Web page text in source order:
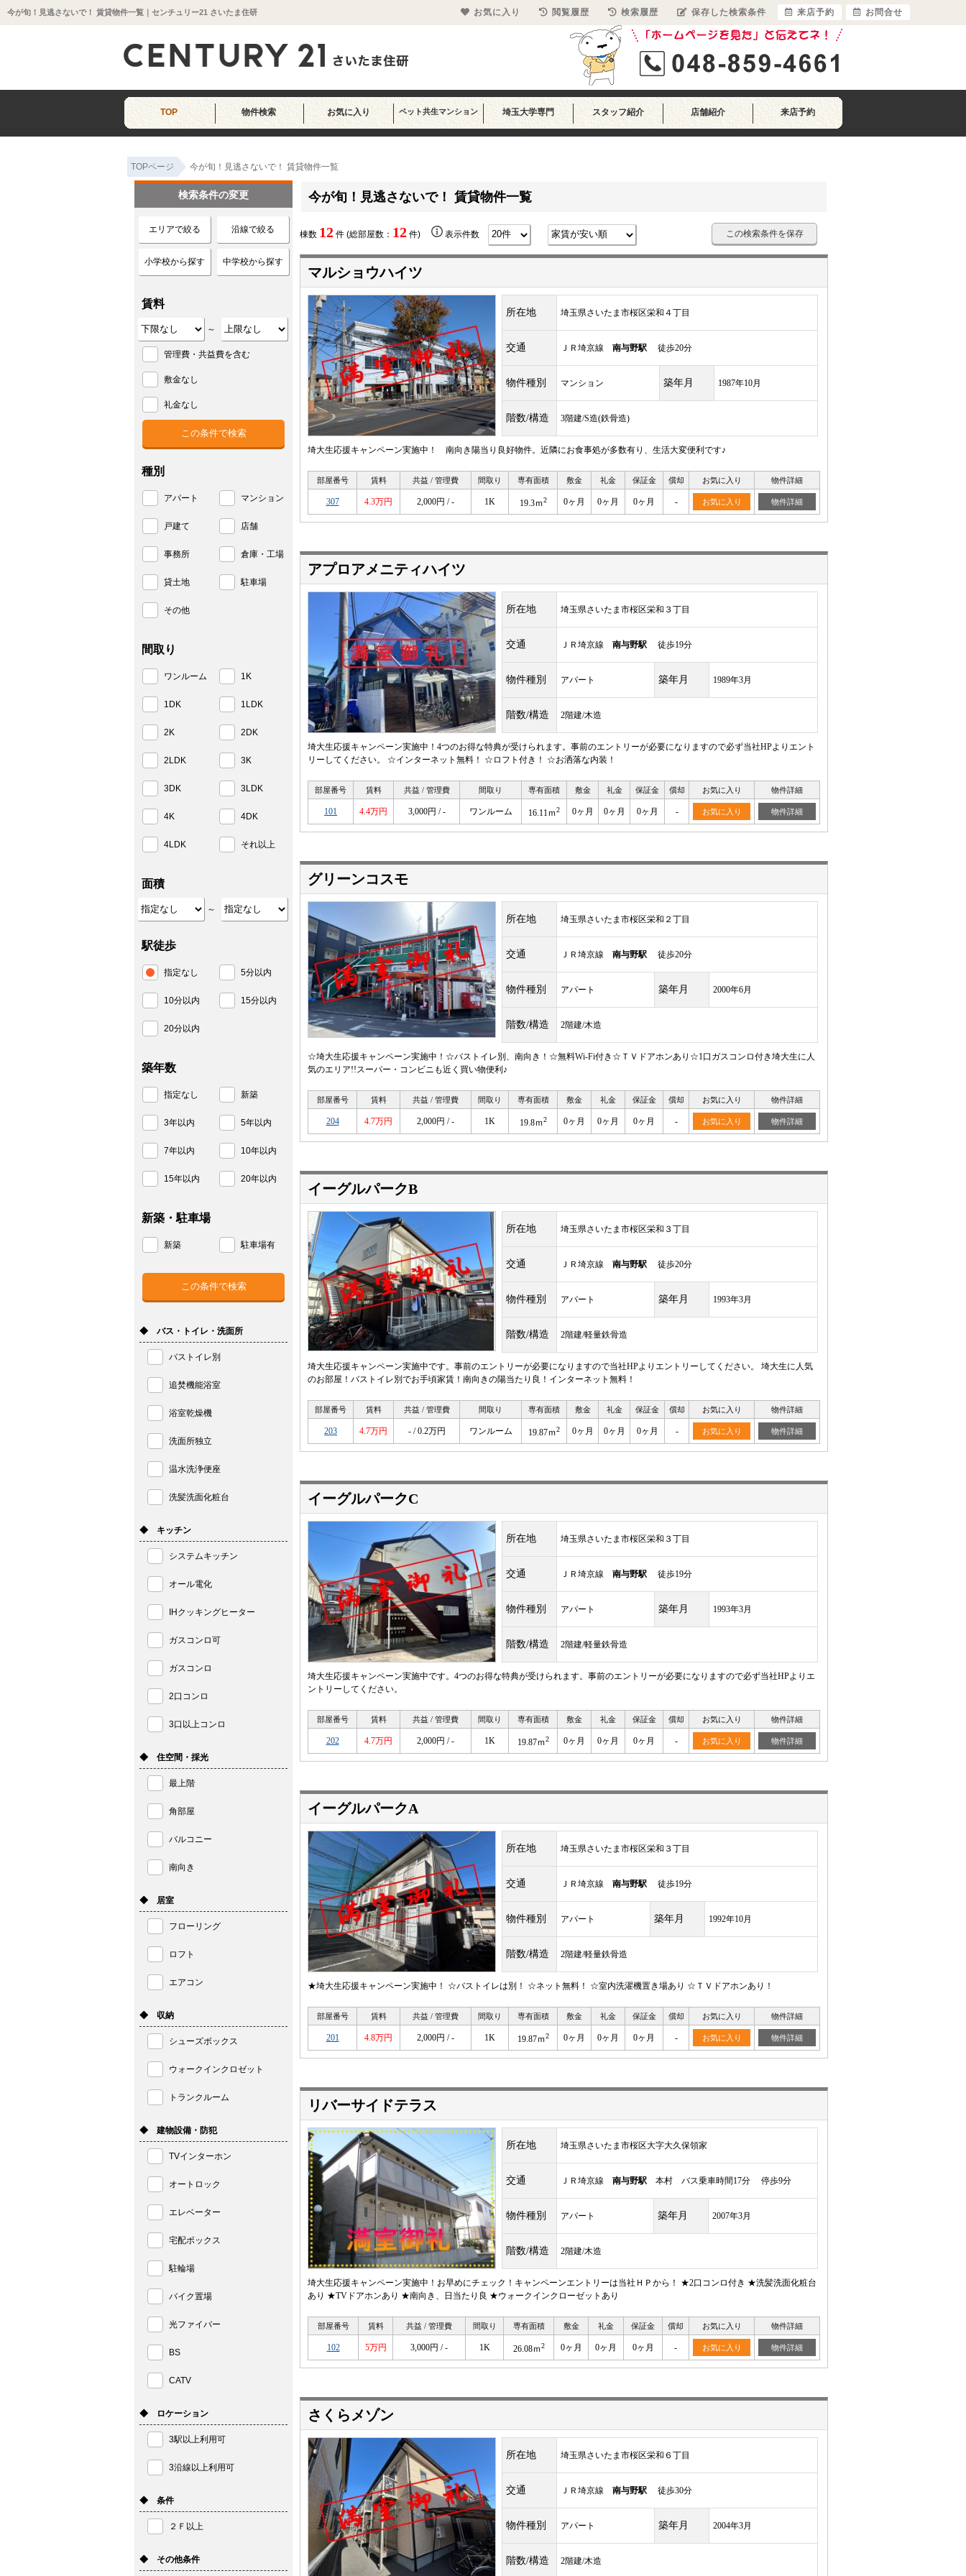
今が旬！見逃さないで！ 賃貸物件一覧｜センチュリー21 さいたま住研
TOP 物件検索 お気に入り ペット共生マンション 埼玉大学専門 スタッフ紹介 店舗紹介 来店予約
TOPページ 今が旬！見逃さないで！ 賃貸物件一覧
今が旬！見逃さないで！ 賃貸物件一覧
棟数 12 件 (総部屋数： 12 件) 表示件数 この検索条件を保存
マルショウハイツ
所在地 埼玉県さいたま市桜区栄和４丁目
交通 ＪＲ埼京線 南与野駅 徒歩20分
物件種別 マンション 築年月 1987年10月
階数/構造 3階建/S造(鉄骨造)
埼大生応援キャンペーン実施中！ 南向き陽当り良好物件。近隣にお食事処が多数有り、生活大変便利です♪
部屋番号 賃料 共益 / 管理費 間取り 専有面積 敷金 礼金 保証金 償却 お気に入り 物件詳細
307 4.3万円 2,000円 / - 1K 19.3ｍ2 0ヶ月 0ヶ月 0ヶ月 - お気に入り 物件詳細
アプロアメニティハイツ
所在地 埼玉県さいたま市桜区栄和３丁目
交通 ＪＲ埼京線 南与野駅 徒歩19分
物件種別 アパート 築年月 1989年3月
階数/構造 2階建/木造
埼大生応援キャンペーン実施中！4つのお得な特典が受けられます。事前のエントリーが必要になりますので必ず当社HPよりエント
リーしてください。 ☆インターネット無料！ ☆ロフト付き！ ☆お洒落な内装！
部屋番号 賃料 共益 / 管理費 間取り 専有面積 敷金 礼金 保証金 償却 お気に入り 物件詳細
101 4.4万円 3,000円 / - ワンルーム 16.11ｍ2 0ヶ月 0ヶ月 0ヶ月 - お気に入り 物件詳細
グリーンコスモ
所在地 埼玉県さいたま市桜区栄和２丁目
交通 ＪＲ埼京線 南与野駅 徒歩20分
物件種別 アパート 築年月 2000年6月
階数/構造 2階建/木造
☆埼大生応援キャンペーン実施中！☆バストイレ別、南向き！☆無料Wi-Fi付き☆ＴＶドアホンあり☆1口ガスコンロ付き埼大生に人
気のエリア!!スーパー・コンビニも近く買い物便利♪
部屋番号 賃料 共益 / 管理費 間取り 専有面積 敷金 礼金 保証金 償却 お気に入り 物件詳細
204 4.7万円 2,000円 / - 1K 19.8ｍ2 0ヶ月 0ヶ月 0ヶ月 - お気に入り 物件詳細
イーグルパークB
所在地 埼玉県さいたま市桜区栄和３丁目
交通 ＪＲ埼京線 南与野駅 徒歩20分
物件種別 アパート 築年月 1993年3月
階数/構造 2階建/軽量鉄骨造
埼大生応援キャンペーン実施中です。事前のエントリーが必要になりますので当社HPよりエントリーしてください。 埼大生に人気
のお部屋！バストイレ別でお手頃家賃！南向きの陽当たり良！インターネット無料！
部屋番号 賃料 共益 / 管理費 間取り 専有面積 敷金 礼金 保証金 償却 お気に入り 物件詳細
203 4.7万円 - / 0.2万円 ワンルーム 19.87ｍ2 0ヶ月 0ヶ月 0ヶ月 - お気に入り 物件詳細
イーグルパークC
所在地 埼玉県さいたま市桜区栄和３丁目
交通 ＪＲ埼京線 南与野駅 徒歩19分
物件種別 アパート 築年月 1993年3月
階数/構造 2階建/軽量鉄骨造
埼大生応援キャンペーン実施中です。4つのお得な特典が受けられます。事前のエントリーが必要になりますので必ず当社HPよりエ
ントリーしてください。
部屋番号 賃料 共益 / 管理費 間取り 専有面積 敷金 礼金 保証金 償却 お気に入り 物件詳細
202 4.7万円 2,000円 / - 1K 19.87ｍ2 0ヶ月 0ヶ月 0ヶ月 - お気に入り 物件詳細
イーグルパークA
所在地 埼玉県さいたま市桜区栄和３丁目
交通 ＪＲ埼京線 南与野駅 徒歩19分
物件種別 アパート 築年月 1992年10月
階数/構造 2階建/軽量鉄骨造
★埼大生応援キャンペーン実施中！ ☆バストイレは別！ ☆ネット無料！ ☆室内洗濯機置き場あり ☆ＴＶドアホンあり！
部屋番号 賃料 共益 / 管理費 間取り 専有面積 敷金 礼金 保証金 償却 お気に入り 物件詳細
201 4.8万円 2,000円 / - 1K 19.87ｍ2 0ヶ月 0ヶ月 0ヶ月 - お気に入り 物件詳細
リバーサイドテラス
所在地 埼玉県さいたま市桜区大字大久保領家
交通 ＪＲ埼京線 南与野駅 本村 バス乗車時間17分 停歩9分
物件種別 アパート 築年月 2007年3月
階数/構造 2階建/木造
埼大生応援キャンペーン実施中！お早めにチェック！キャンペーンエントリーは当社ＨＰから！ ★2口コンロ付き ★洗髪洗面化粧台
あり ★TVドアホンあり ★南向き、日当たり良 ★ウォークインクローゼットあり
部屋番号 賃料 共益 / 管理費 間取り 専有面積 敷金 礼金 保証金 償却 お気に入り 物件詳細
102 5万円 3,000円 / - 1K 26.08ｍ2 0ヶ月 0ヶ月 0ヶ月 - お気に入り 物件詳細
さくらメゾン
所在地 埼玉県さいたま市桜区栄和６丁目
交通 ＪＲ埼京線 南与野駅 徒歩30分
物件種別 アパート 築年月 2004年3月
階数/構造 2階建/木造
検索条件の変更
エリアで絞る 沿線で絞る
小学校から探す 中学校から探す
賃料
～
管理費・共益費を含む
敷金なし
礼金なし
種別
アパート マンション
戸建て 店舗
事務所 倉庫・工場
貸土地 駐車場
その他
間取り
ワンルーム 1K
1DK 1LDK
2K 2DK
2LDK 3K
3DK 3LDK
4K 4DK
4LDK それ以上
面積
～
駅徒歩
指定なし 5分以内
10分以内 15分以内
20分以内
築年数
指定なし 新築
3年以内 5年以内
7年以内 10年以内
15年以内 20年以内
新築・駐車場
新築 駐車場有
◆ バス・トイレ・洗面所
バストイレ別
追焚機能浴室
浴室乾燥機
洗面所独立
温水洗浄便座
洗髪洗面化粧台
◆ キッチン
システムキッチン
オール電化
IHクッキングヒーター
ガスコンロ可
ガスコンロ
2口コンロ
3口以上コンロ
◆ 住空間・採光
最上階
角部屋
バルコニー
南向き
◆ 居室
フローリング
ロフト
エアコン
◆ 収納
シューズボックス
ウォークインクロゼット
トランクルーム
◆ 建物設備・防犯
TVインターホン
オートロック
エレベーター
宅配ボックス
駐輪場
バイク置場
光ファイバー
BS
CATV
◆ ロケーション
3駅以上利用可
3沿線以上利用可
◆ 条件
２Ｆ以上
◆ その他条件
お気に入り 閲覧履歴 検索履歴 保存した検索条件 来店予約 お問合せ